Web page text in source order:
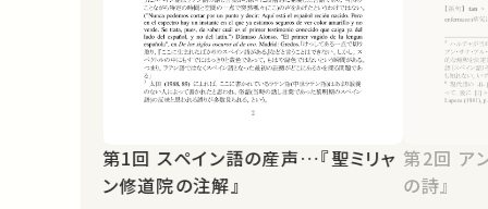
第1回 スペイン語の産声…『聖ミリャ
ン修道院の注解』
第2回 アンダルシアの光…『ハルチャ
の詩』